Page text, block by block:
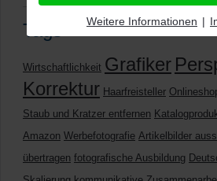
Tags
Wirtschaftlichkeit Grafiker
Korrektur Haarfreisteller
Staub und Kratzer entfernen
Amazon Werbefotografie Artikelbilder
übertragen fotografische Ausbildung
Weitere Informationen |